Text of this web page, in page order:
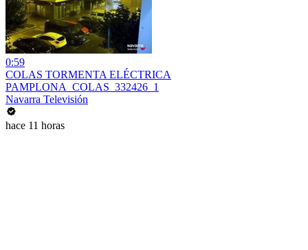
0:59
COLAS TORMENTA ELÉCTRICA
PAMPLONA_COLAS_332426_1
Navarra Televisión
hace 11 horas